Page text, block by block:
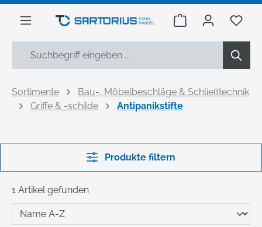
springen
Warenkorb Du
Sortimente
Bau-, Möbelbeschläge & Schließtechnik
Griffe & -schilde
Antipanikstifte
Produkte filtern
1 Artikel gefunden